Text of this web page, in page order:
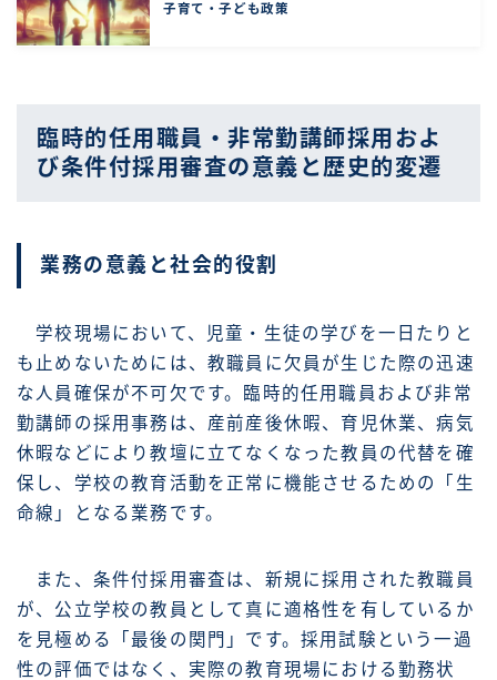
子育て・子ども政策
臨時的任用職員・非常勤講師採用およ
び条件付採用審査の意義と歴史的変遷
業務の意義と社会的役割
学校現場において、児童・生徒の学びを一日たりと
も止めないためには、教職員に欠員が生じた際の迅速
な人員確保が不可欠です。臨時的任用職員および非常
勤講師の採用事務は、産前産後休暇、育児休業、病気
休暇などにより教壇に立てなくなった教員の代替を確
保し、学校の教育活動を正常に機能させるための「生
命線」となる業務です。
また、条件付採用審査は、新規に採用された教職員
が、公立学校の教員として真に適格性を有しているか
を見極める「最後の関門」です。採用試験という一過
性の評価ではなく、実際の教育現場における勤務状